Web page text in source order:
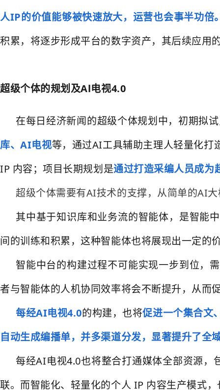
人IP的价值能够被快速放大，运营也会事半功倍
积累，将逐步形成平台的数字资产，其后续应用
超级个体的规划及Al电视4.0
在每日经济新闻的超级个体规划中，初期拟
库、AI电视等，通过AI工具辅助主理人轻量化打
IP 内容；项目长期规划是通过打造采编人员成为
超级个体需要有AI技术的支撑，从简单的AI
其中基于知识库和业务流的智能体，是智能
间的训练和积累，这种智能体也将展现出一定的
智能中台的构建过程不可能实现一步到位，
者与智能体的人机协同效率将会不断提升，从而
每经AI电视4.0的构建，也将促进一个集合文
自动生成编播单，并多渠道分发，显著提升了
每经AI电视4.0也将整合打通媒体全部资源，
联。而智能化、轻量化的个人 IP 内容生产模式